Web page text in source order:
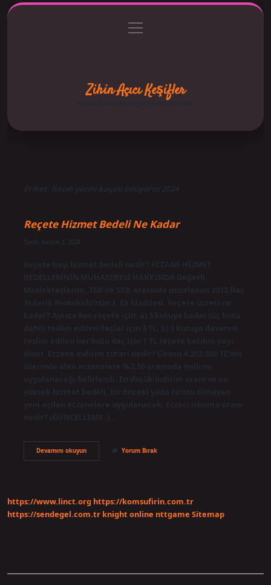
Gizlilik Politikası
menüyü
aç
Zihin Açıcı Keşifler
Merak uyandıran bilgilerle dünyaya bak!
Etiket: İlacın yüzde kaçını ödüyoruz 2024
Reçete Hizmet Bedeli Ne Kadar
Reçete başı hizmet bedeli nedir? ECZANE HİZMET
BEDELLERİNİN MUHASEBESİ HAKKINDA Değerli
Meslektaşlarım, TEB ile SGK arasında imzalanan 2012 İlaç
Tedarik Protokolü’nün 3. Ek Maddesi. Reçete ücreti ne
kadar? Ayrıca her reçete için; a) 3 kutuya kadar (üç kutu
dahil) teslim edilen ilaçlar için 3 TL, b) 3 kutuya ilaveten
teslim edilen her kutu ilaç için 1 TL reçete katılım payı
alınır. Eczane indirim tutarı nedir? Cirosu 4.252.500 TL’nin
üzerinde olan eczanelere %2,50 oranında indirim
uygulanacağı belirlendi. En düşük indirim oranı ve en
yüksek hizmet bedeli, bir önceki yılda cirosu olmayan
yeni açılan eczanelere uygulanacak. Eczacı iskonto oranı
nedir? (GÜNCELLEME: )…
Devamını okuyunReçete
Hizmet
Yorum Bırak
https://www.linct.org https://komsufirin.com.tr
https://sendegel.com.tr knight online nttgame Sitemap